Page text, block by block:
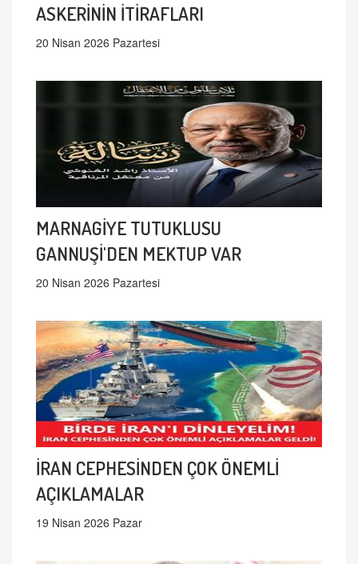
ASKERİNİN İTİRAFLARI
20 Nisan 2026 Pazartesi
MARNAGİYE TUTUKLUSU
GANNUŞİ'DEN MEKTUP VAR
20 Nisan 2026 Pazartesi
İRAN CEPHESİNDEN ÇOK ÖNEMLİ
AÇIKLAMALAR
19 Nisan 2026 Pazar